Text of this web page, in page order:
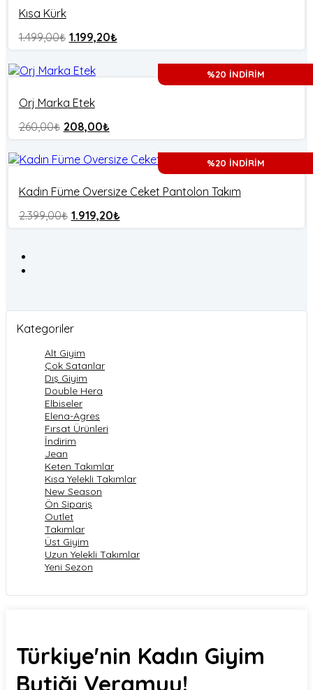
Kısa Kürk
1.499,00₺ 1.199,20₺
%20 İNDİRİM
Orj Marka Etek
260,00₺ 208,00₺
%20 İNDİRİM
Kadın Füme Oversize Ceket Pantolon Takım
2.399,00₺ 1.919,20₺
Kategoriler
Alt Giyim
Çok Satanlar
Dış Giyim
Double Hera
Elbiseler
Elena-Agres
Fırsat Ürünleri
İndirim
Jean
Keten Takımlar
Kısa Yelekli Takımlar
New Season
Ön Sipariş
Outlet
Takımlar
Üst Giyim
Uzun Yelekli Takımlar
Yeni Sezon
Türkiye'nin Kadın Giyim
Butiği Veramuu!